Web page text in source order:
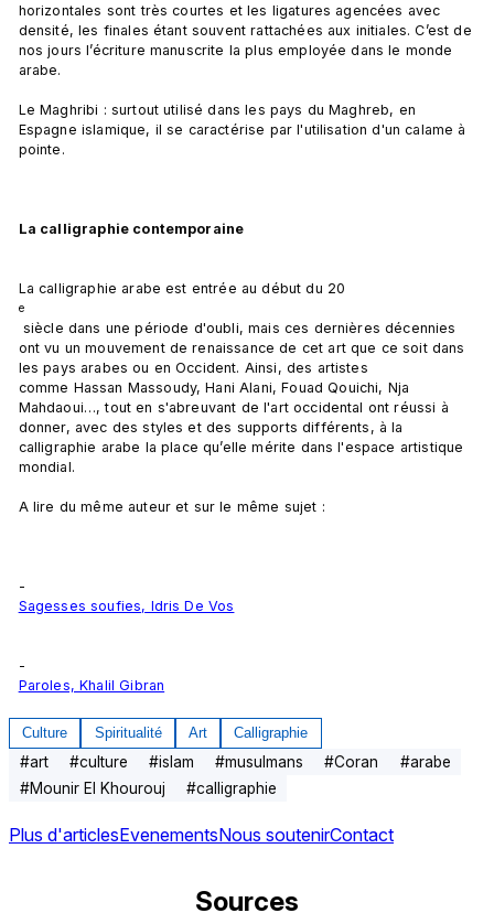
horizontales sont très courtes et les ligatures agencées avec
densité, les finales étant souvent rattachées aux initiales. C’est de
nos jours l’écriture manuscrite la plus employée dans le monde
arabe.
Le Maghribi : surtout utilisé dans les pays du Maghreb, en
Espagne islamique, il se caractérise par l'utilisation d'un calame à
pointe.
La calligraphie contemporaine
La calligraphie arabe est entrée au début du 20
e
ont vu un mouvement de renaissance de cet art que ce soit dans
les pays arabes ou en Occident. Ainsi, des artistes
comme Hassan Massoudy, Hani Alani, Fouad Qouichi, Nja
Mahdaoui…, tout en s'abreuvant de l'art occidental ont réussi à
donner, avec des styles et des supports différents, à la
calligraphie arabe la place qu’elle mérite dans l'espace artistique
mondial.
A lire du même auteur et sur le même sujet :
-
Sagesses soufies, Idris De Vos
-
Paroles, Khalil Gibran
Culture Spiritualité Art Calligraphie
#art #culture #islam #musulmans #Coran #arabe
#Mounir El Khourouj #calligraphie
Plus d'articlesEvenementsNous soutenirContact
Sources